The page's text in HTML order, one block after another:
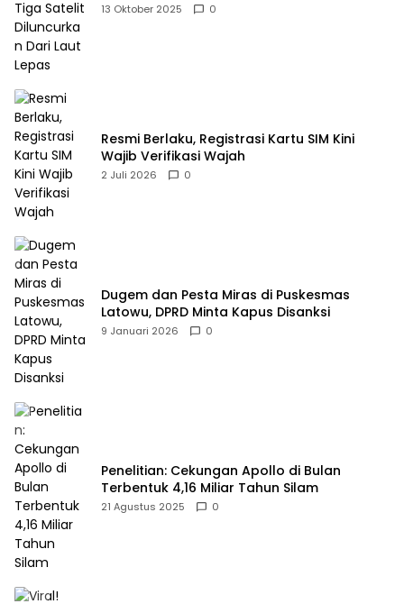
13 Oktober 2025 0
Resmi Berlaku, Registrasi Kartu SIM Kini
Wajib Verifikasi Wajah
2 Juli 2026 0
Dugem dan Pesta Miras di Puskesmas
Latowu, DPRD Minta Kapus Disanksi
9 Januari 2026 0
Penelitian: Cekungan Apollo di Bulan
Terbentuk 4,16 Miliar Tahun Silam
21 Agustus 2025 0